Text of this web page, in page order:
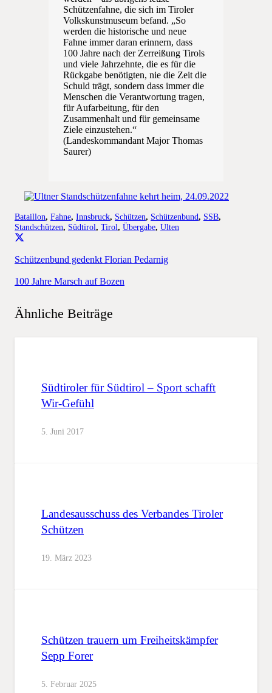
Schützenfahne, die sich im Tiroler
Volkskunstmuseum befand. „So
werden die historische und neue
Fahne immer daran erinnern, dass
100 Jahre nach der Zerreißung Tirols
und viele Jahrzehnte, die es für die
Rückgabe benötigten, nie die Zeit die
Schuld trägt, sondern dass immer die
Menschen die Verantwortung tragen,
für Aufarbeitung, für den
Zusammenhalt und für gemeinsame
Ziele einzustehen.“
(Landeskommandant Major Thomas
Saurer)
Bataillon, Fahne, Innsbruck, Schützen, Schützenbund, SSB,
Standschützen, Südtirol, Tirol, Übergabe, Ulten
Schützenbund gedenkt Florian Pedarnig
100 Jahre Marsch auf Bozen
Ähnliche Beiträge
Südtiroler für Südtirol – Sport schafft
Wir-Gefühl
5. Juni 2017
Landesausschuss des Verbandes Tiroler
Schützen
19. März 2023
Schützen trauern um Freiheitskämpfer
Sepp Forer
5. Februar 2025